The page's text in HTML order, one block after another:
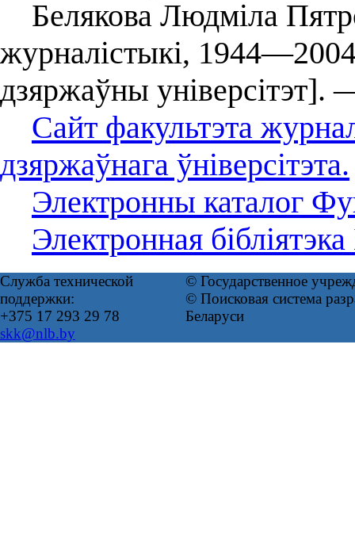
Белякова Людміла
журналістыкі,
дзяржаўны
Сайт факультэта
дзяржаўнага ўніверсітэта.
Электронны каталог
Электронная
Служба технической
поддержки:
+375 17 293 29 78
skk@nlb.by
© Государственное
© Поисковая система
Беларуси